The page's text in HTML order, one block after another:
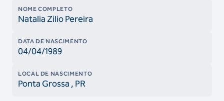
NOME COMPLETO
Natalia Zilio Pereira
DATA DE NASCIMENTO
04/04/1989
LOCAL DE NASCIMENTO
Ponta Grossa , PR